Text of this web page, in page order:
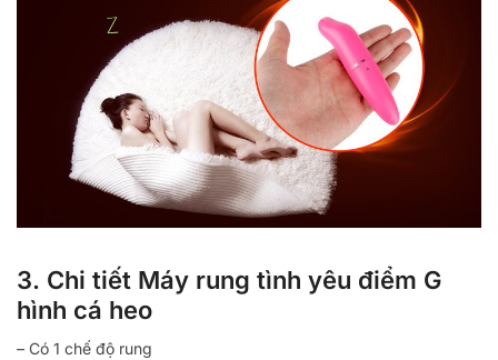
3. Chi tiết Máy rung tình yêu điểm G
hình cá heo
– Có 1 chế độ rung